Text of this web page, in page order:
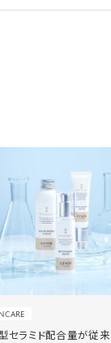
セラミド配合量が従来